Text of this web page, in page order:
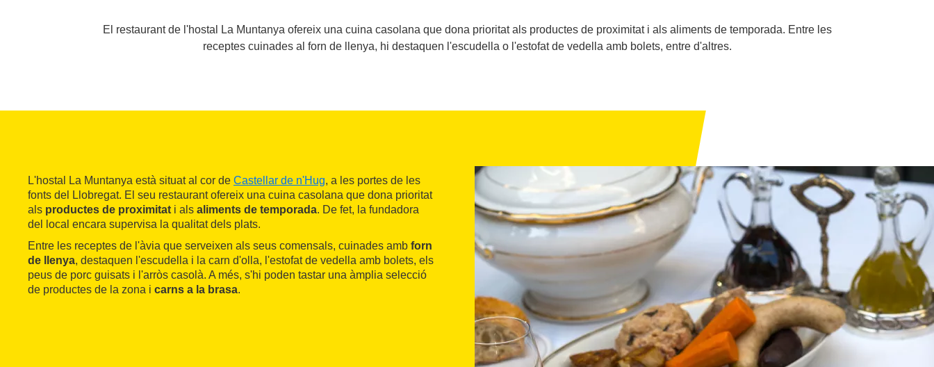
El restaurant de l'hostal La Muntanya ofereix una cuina casolana que dona prioritat als productes de proximitat i als aliments de temporada. Entre les
receptes cuinades al forn de llenya, hi destaquen l'escudella o l'estofat de vedella amb bolets, entre d'altres.
L'hostal La Muntanya està situat al cor de Castellar de n'Hug, a les portes de les
fonts del Llobregat. El seu restaurant ofereix una cuina casolana que dona prioritat
als productes de proximitat i als aliments de temporada. De fet, la fundadora
del local encara supervisa la qualitat dels plats.
Entre les receptes de l'àvia que serveixen als seus comensals, cuinades amb forn
de llenya, destaquen l'escudella i la carn d'olla, l'estofat de vedella amb bolets, els
peus de porc guisats i l'arròs casolà. A més, s'hi poden tastar una àmplia selecció
de productes de la zona i carns a la brasa.